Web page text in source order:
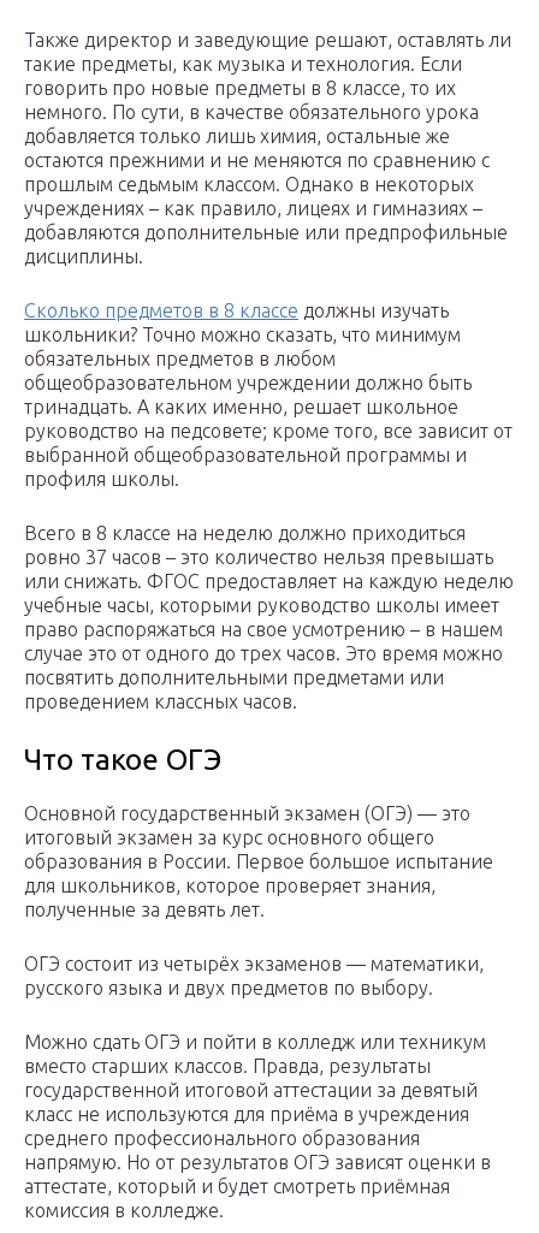
Также директор и заведующие решают, оставлять ли
такие предметы, как музыка и технология. Если
говорить про новые предметы в 8 классе, то их
немного. По сути, в качестве обязательного урока
добавляется только лишь химия, остальные же
остаются прежними и не меняются по сравнению с
прошлым седьмым классом. Однако в некоторых
учреждениях – как правило, лицеях и гимназиях –
добавляются дополнительные или предпрофильные
дисциплины.
Сколько предметов в 8 классе должны изучать
школьники? Точно можно сказать, что минимум
обязательных предметов в любом
общеобразовательном учреждении должно быть
тринадцать. А каких именно, решает школьное
руководство на педсовете; кроме того, все зависит от
выбранной общеобразовательной программы и
профиля школы.
Всего в 8 классе на неделю должно приходиться
ровно 37 часов – это количество нельзя превышать
или снижать. ФГОС предоставляет на каждую неделю
учебные часы, которыми руководство школы имеет
право распоряжаться на свое усмотрению – в нашем
случае это от одного до трех часов. Это время можно
посвятить дополнительными предметами или
проведением классных часов.
Что такое ОГЭ
Основной государственный экзамен (ОГЭ) — это
итоговый экзамен за курс основного общего
образования в России. Первое большое испытание
для школьников, которое проверяет знания,
полученные за девять лет.
ОГЭ состоит из четырёх экзаменов — математики,
русского языка и двух предметов по выбору.
Можно сдать ОГЭ и пойти в колледж или техникум
вместо старших классов. Правда, результаты
государственной итоговой аттестации за девятый
класс не используются для приёма в учреждения
среднего профессионального образования
напрямую. Но от результатов ОГЭ зависят оценки в
аттестате, который и будет смотреть приёмная
комиссия в колледже.